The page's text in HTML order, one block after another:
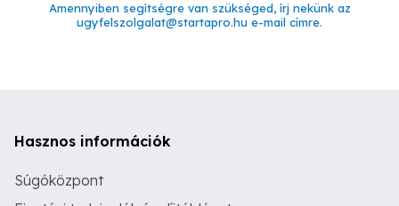
Amennyiben segítségre van szükséged, írj nekünk az
ugyfelszolgalat@startapro.hu e-mail címre.
Hasznos információk
Súgóközpont